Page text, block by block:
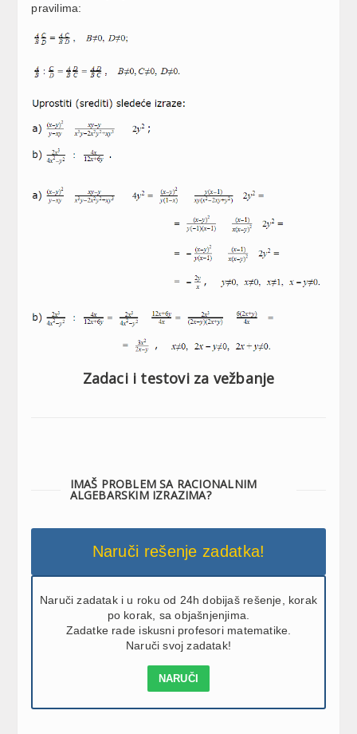
pravilima:
Zadaci i testovi za vežbanje
IMAŠ PROBLEM SA RACIONALNIM
ALGEBARSKIM IZRAZIMA?
Naruči rešenje zadatka!
Naruči zadatak i u roku od 24h dobijaš rešenje, korak
po korak, sa objašnjenjima.
Zadatke rade iskusni profesori matematike.
Naruči svoj zadatak!
NARUČI